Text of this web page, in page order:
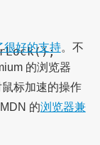
();
很好的支持。不
的浏览器
鼠标加速的操作
的浏览器兼